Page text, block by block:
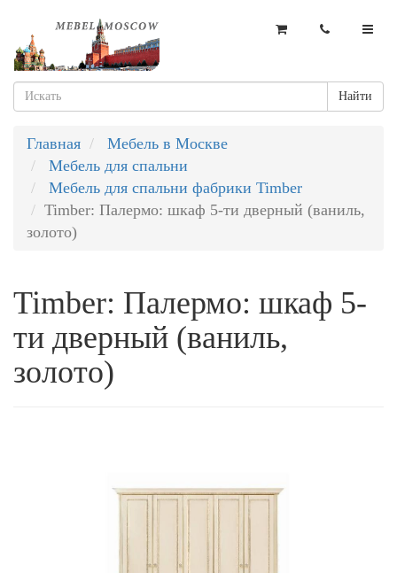
Найти
Главная
Мебель в Москве
Мебель для спальни
Мебель для спальни фабрики Timber
Timber: Палермо: шкаф 5-ти дверный (ваниль,
золото)
Timber: Палермо: шкаф 5-
ти дверный (ваниль,
золото)